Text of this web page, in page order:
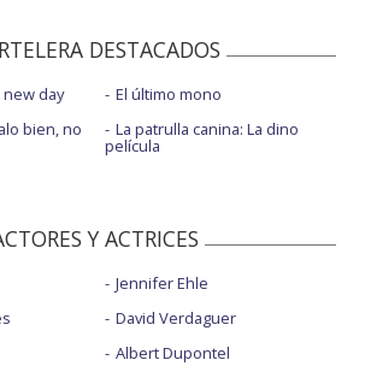
DESTACADOS
day
bien, no
El último mono
La patrulla canina: La dino
película
Y ACTRICES
Jennifer Ehle
David Verdaguer
Albert Dupontel